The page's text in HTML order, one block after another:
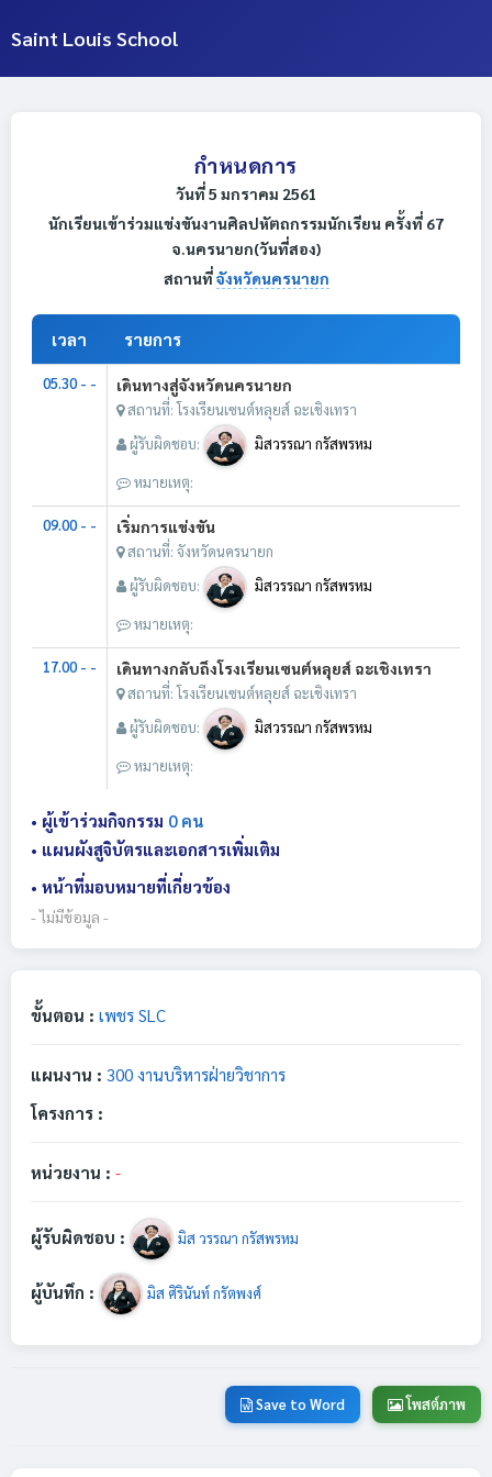
Saint Louis School
กำหนดการ
วันที่ 5 มกราคม 2561
นักเรียนเข้าร่วมแข่งขันงานศิลปหัตถกรรมนักเรียน ครั้งที่ 67
จ.นครนายก(วันที่สอง)
สถานที่จังหวัดนครนายก
เวลา รายการ
05.30 - - เดินทางสู่จังหวัดนครนายก
สถานที่: โรงเรียนเซนต์หลุยส์ ฉะเชิงเทรา
ผู้รับผิดชอบ:
มิสวรรณา กรัสพรหม
หมายเหตุ:
09.00 - - เริ่มการแข่งขัน
สถานที่: จังหวัดนครนายก
ผู้รับผิดชอบ:
มิสวรรณา กรัสพรหม
หมายเหตุ:
17.00 - - เดินทางกลับถึงโรงเรียนเซนต์หลุยส์ ฉะเชิงเทรา
สถานที่: โรงเรียนเซนต์หลุยส์ ฉะเชิงเทรา
ผู้รับผิดชอบ:
มิสวรรณา กรัสพรหม
หมายเหตุ:
• ผู้เข้าร่วมกิจกรรม 0 คน
• แผนผังสูจิบัตรและเอกสารเพิ่มเติม
• หน้าที่มอบหมายที่เกี่ยวข้อง
- ไม่มีข้อมูล -
ขั้นตอน : เพชร SLC
แผนงาน : 300 งานบริหารฝ่ายวิชาการ
โครงการ :
หน่วยงาน : -
ผู้รับผิดชอบ : มิส วรรณา กรัสพรหม
ผู้บันทึก : มิส ศิรินันท์ กรัตพงศ์
Save to Word โพสต์ภาพ